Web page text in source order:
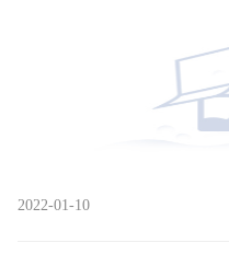
2022-01-10